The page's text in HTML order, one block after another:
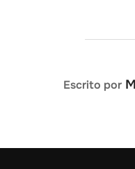
Escrito por